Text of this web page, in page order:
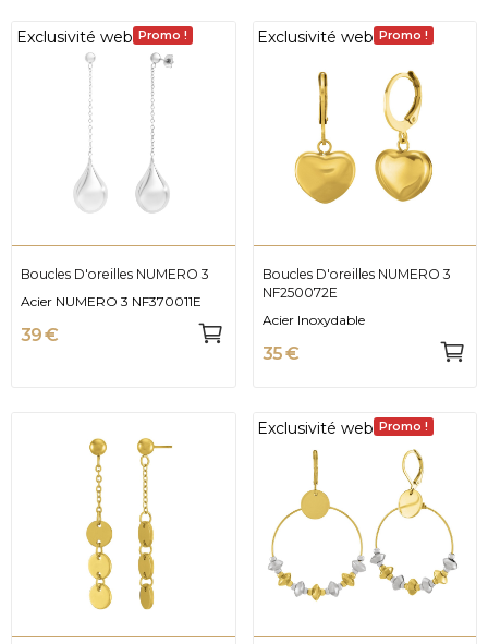
Exclusivité web Promo !
Boucles D'oreilles NUMERO 3
Acier NUMERO 3 NF370011E
39 €
Exclusivité web Promo !
Boucles D'oreilles NUMERO 3
NF250072E
Acier Inoxydable
35 €
Exclusivité web Promo !